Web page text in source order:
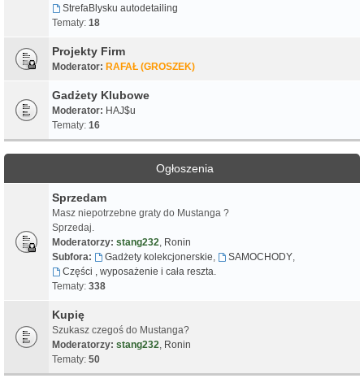
StrefaBlysku autodetailing
Tematy: 18
Projekty Firm
Moderator: RAFAŁ (GROSZEK)
Gadżety Klubowe
Moderator: HAJ$u
Tematy: 16
Ogłoszenia
Sprzedam
Masz niepotrzebne graty do Mustanga ?
Sprzedaj.
Moderatorzy: stang232, Ronin
Subfora:
Gadżety kolekcjonerskie, SAMOCHODY,
Części , wyposażenie i cała reszta.
Tematy: 338
Kupię
Szukasz czegoś do Mustanga?
Moderatorzy: stang232, Ronin
Tematy: 50